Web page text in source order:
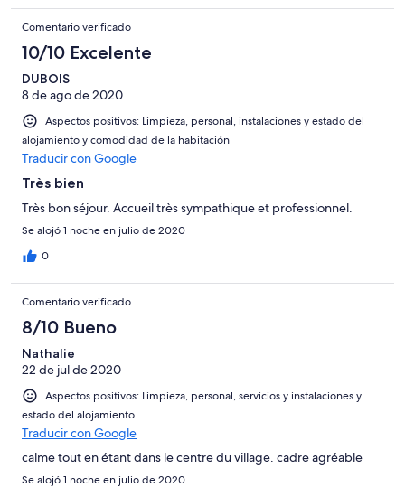
Comentario verificado
10/10 Excelente
DUBOIS
8 de ago de 2020
Aspectos positivos: Limpieza, personal, instalaciones y estado del
alojamiento y comodidad de la habitación
Traducir con Google
Très bien
Très bon séjour. Accueil très sympathique et professionnel.
Se alojó 1 noche en julio de 2020
0
Comentario verificado
8/10 Bueno
Nathalie
22 de jul de 2020
Aspectos positivos: Limpieza, personal, servicios y instalaciones y
estado del alojamiento
Traducir con Google
calme tout en étant dans le centre du village. cadre agréable
Se alojó 1 noche en julio de 2020